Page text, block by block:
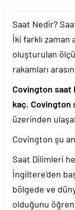
Saat Nedir?
İki farklı zaman
oluşturulan
rakamları
Covington saat
kaç, Covington
üzerinden
Covington şu
Saat Dilimleri
İngiltere'den
bölgede ve
olduğunu